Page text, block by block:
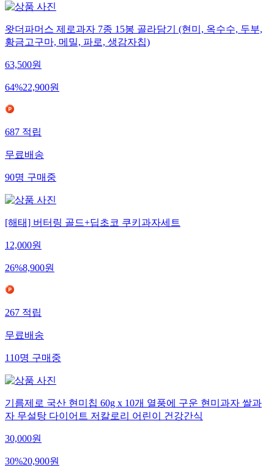
왓더파머스 제로과자 7종 15봉 골라담기 (현미, 옥수수, 두부,
황금고구마, 메밀, 파로, 생감자칩)
63,500원
64%22,900원
687 적립
무료배송
90명 구매중
[해태] 버터링 골드+딥초코 쿠키과자세트
12,000원
26%8,900원
267 적립
무료배송
110명 구매중
기름제로 국산 현미칩 60g x 10개 열풍에 구운 현미과자 쌀과
자 무설탕 다이어트 저칼로리 어린이 건강간식
30,000원
30%20,900원